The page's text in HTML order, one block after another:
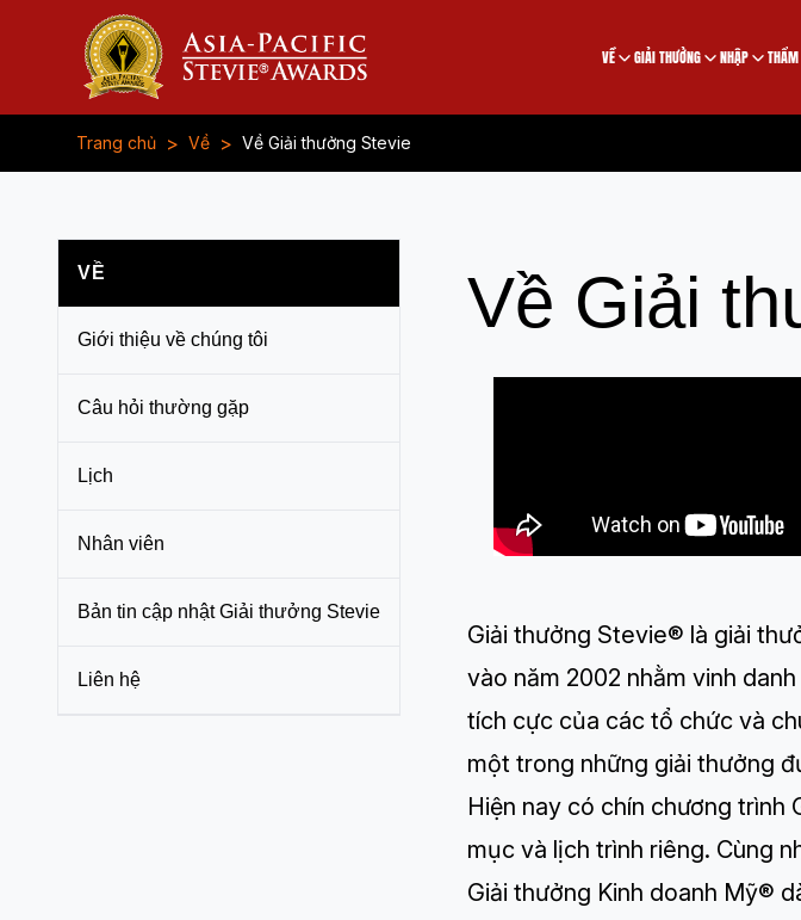
VỀ GIẢI THƯỞNG NHẬP
Trang chủ > Về > Về Giải thưởng Stevie
VỀ
Giới thiệu về chúng tôi
Câu hỏi thường gặp
Lịch
Nhân viên
Bản tin cập nhật Giải thưởng Stevie
Liên hệ
Về Giải
Giải thưởng Stevie® là giải
vào năm 2002 nhằm vinh
tích cực của các tổ chức và
một trong những giải thưởng
Hiện nay có chín chương trình
mục và lịch trình riêng. Cùng
Giải thưởng Kinh doanh Mỹ®